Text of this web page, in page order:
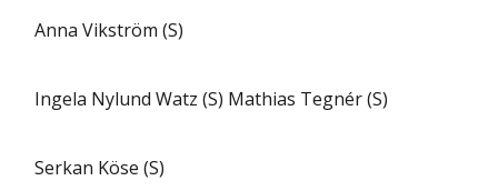
Anna Vikström (S)
Ingela Nylund Watz (S) Mathias Tegnér (S)
Serkan Köse (S)